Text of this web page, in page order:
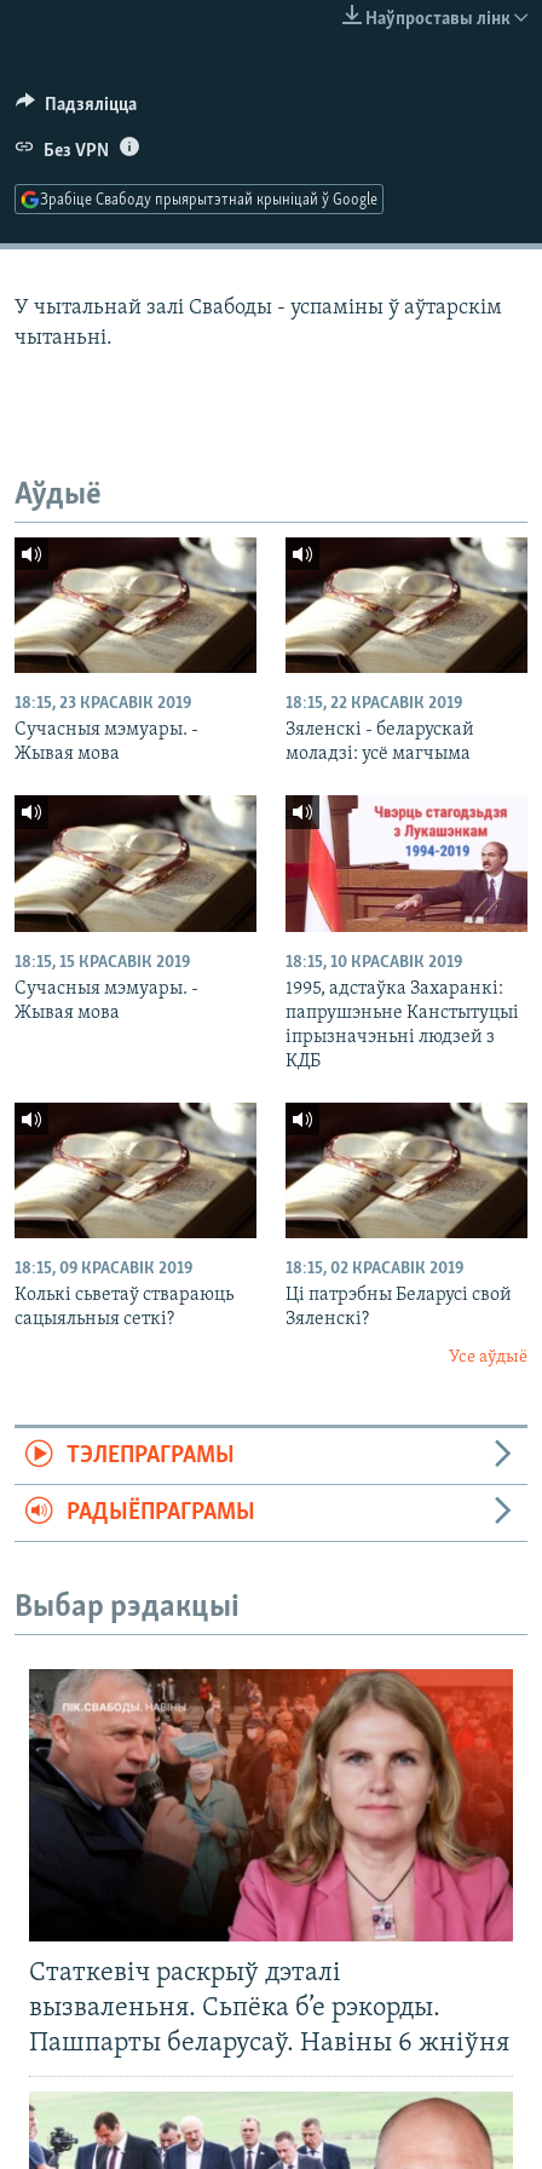
Наўпроставы лінк
Падзяліцца
Без VPN
Зрабіце Свабоду прыярытэтнай крыніцай ў Google
У чытальнай залі Свабоды - успаміны ў аўтарскім
чытаньні.
Аўдыё
18:15, 23 КРАСАВІК 2019
Сучасныя мэмуары. -
Жывая мова
18:15, 22 КРАСАВІК 2019
Зяленскі - беларускай
моладзі: усё магчыма
18:15, 15 КРАСАВІК 2019
Сучасныя мэмуары. -
Жывая мова
18:15, 10 КРАСАВІК 2019
1995, адстаўка Захаранкі:
папрушэньне Канстытуцыі
іпрызначэньні людзей з
КДБ
18:15, 09 КРАСАВІК 2019
Колькі сьветаў ствараюць
сацыяльныя сеткі?
18:15, 02 КРАСАВІК 2019
Ці патрэбны Беларусі свой
Зяленскі?
Усе аўдыё
ТЭЛЕПРАГРАМЫ
РАДЫЁПРАГРАМЫ
Выбар рэдакцыі
Статкевіч раскрыў дэталі
вызваленьня. Сьпёка б’е рэкорды.
Пашпарты беларусаў. Навіны 6 жніўня